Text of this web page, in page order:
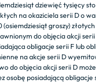
dziewięć tysięcy
na okaziciela serii D o
(osiemdziesiąt groszy)
do objęcia akcji
obligacje serii F lub
na akcje serii D
do objęcia akcji serii D
osobę posiadającą obligacje